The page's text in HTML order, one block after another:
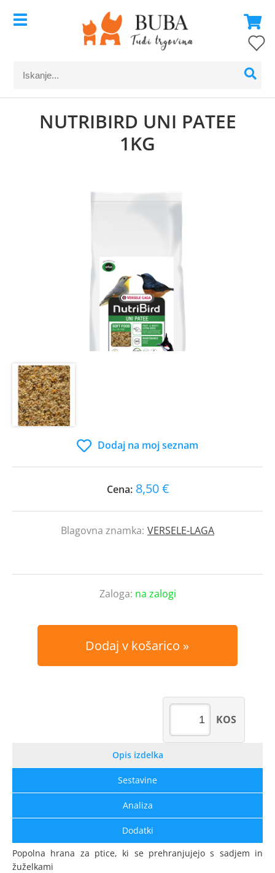
NUTRIBIRD UNI PATEE
1KG
Dodaj na moj seznam
Cena: 8,50 €
Blagovna znamka: VERSELE-LAGA
Zaloga: na zalogi
Dodaj v košarico
KOS
Opis izdelka
Sestavine
Analiza
Dodatki
Popolna hrana za ptice, ki se prehranjujejo s sadjem in
žuželkami